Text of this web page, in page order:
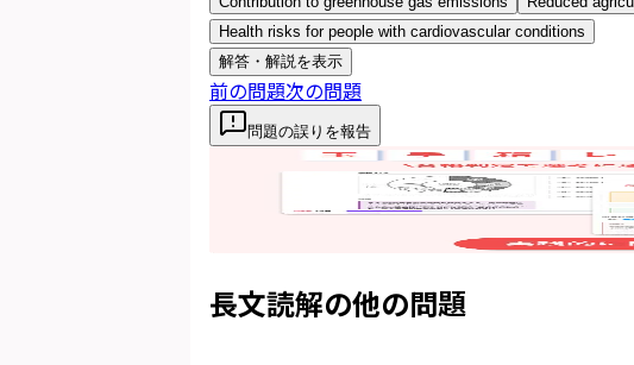
Health risks for people with cardiovascular conditions
解答・解説を表示
前の問題次の問題
問題の誤りを報告
長文読解の他の問題